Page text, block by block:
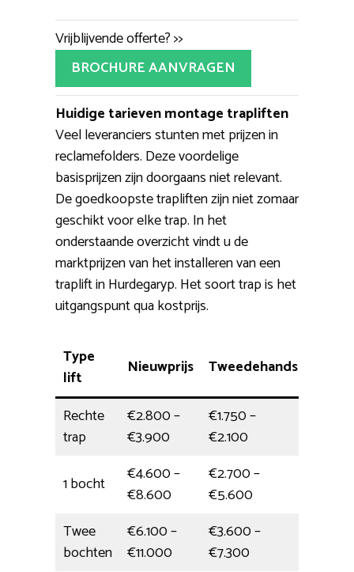
Vrijblijvende offerte? >>
BROCHURE AANVRAGEN
Huidige tarieven montage trapliften
Veel leveranciers stunten met prijzen in
reclamefolders. Deze voordelige
basisprijzen zijn doorgaans niet relevant.
De goedkoopste trapliften zijn niet zomaar
geschikt voor elke trap. In het
onderstaande overzicht vindt u de
marktprijzen van het installeren van een
traplift in Hurdegaryp. Het soort trap is het
uitgangspunt qua kostprijs.
Type
lift
Nieuwprijs Tweedehands
Rechte
trap
€2.800 –
€3.900
€1.750 –
€2.100
1 bocht
€4.600 –
€8.600
€2.700 –
€5.600
Twee
bochten
€6.100 –
€11.000
€3.600 –
€7.300